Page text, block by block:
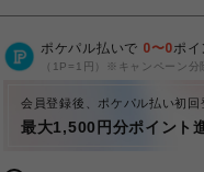
ポケパル払いで 0〜0ポイ
（1P=1円）※キャンペーン分
会員登録後、ポケパル払い初回
最大1,500円分ポイント